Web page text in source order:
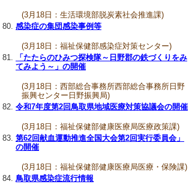
(3月18日：生活環境部脱炭素社会推進課)
感染症の集団感染事例等
(3月18日：福祉保健部感染症対策センター)
「たたらのひみつ探検隊～日野郡の鉄づくりをみ
てみよう～」の開催
(3月18日：西部総合事務所西部総合事務所日野
振興センター日野振興局)
令和7年度第2回鳥取県地域医療対策協議会の開催
(3月18日：福祉保健部健康医療局医療政策課)
第62回献血運動推進全国大会第2回実行委員会」
の開催
(3月18日：福祉保健部健康医療局医療・保険課)
鳥取県感染症流行情報